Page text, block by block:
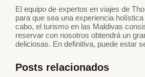
El equipo de expertos en viajes de
para que sea una experiencia
cabo, el turismo en las Maldivas
reservar con nosotros obtendrá un
deliciosas. En definitiva, puede estar
Posts relacionados